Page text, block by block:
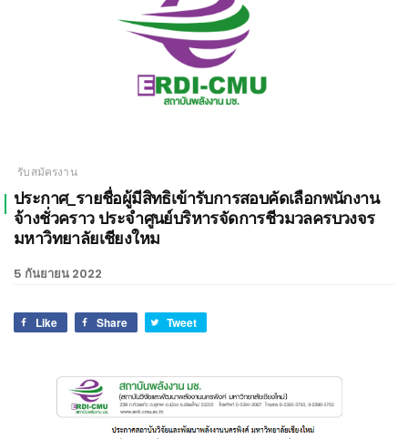
รับสมัครงาน
ประกาศ_รายชื่อผู้มีสิทธิเข้ารับการสอบคัดเลือกพนักงาน
จ้างชั่วคราว ประจำศูนย์บริหารจัดการชีวมวลครบวงจร
มหาวิทยาลัยเชียงใหม
5 กันยายน 2022
Like Share Tweet